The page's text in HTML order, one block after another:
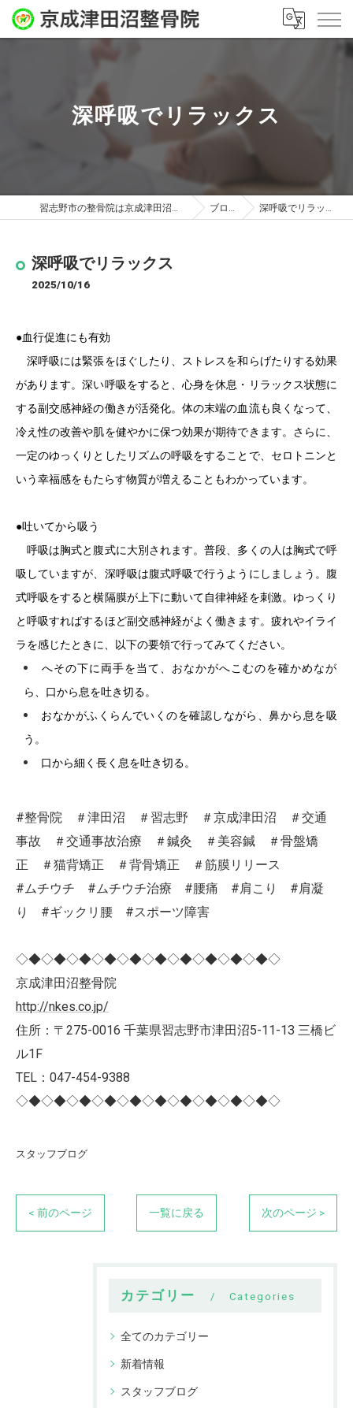
深呼吸でリラックス
習志野市の整骨院は京成津田沼整骨院 ブログ 深呼吸でリラックス
深呼吸でリラックス
2025/10/16
●血行促進にも有効
深呼吸には緊張をほぐしたり、ストレスを和らげたりする効果
があります。深い呼吸をすると、心身を休息・リラックス状態に
する副交感神経の働きが活発化。体の末端の血流も良くなって、
冷え性の改善や肌を健やかに保つ効果が期待できます。さらに、
一定のゆっくりとしたリズムの呼吸をすることで、セロトニンと
いう幸福感をもたらす物質が増えることもわかっています。
●吐いてから吸う
呼吸は胸式と腹式に大別されます。普段、多くの人は胸式で呼
吸していますが、深呼吸は腹式呼吸で行うようにしましょう。腹
式呼吸をすると横隔膜が上下に動いて自律神経を刺激。ゆっくり
と呼吸すればするほど副交感神経がよく働きます。疲れやイライ
ラを感じたときに、以下の要領で行ってみてください。
へその下に両手を当て、おなかがへこむのを確かめなが
ら、口から息を吐き切る。
おなかがふくらんでいくのを確認しながら、鼻から息を吸
う。
口から細く長く息を吐き切る。
#整骨院 ＃津田沼 ＃習志野 ＃京成津田沼 ＃交通
事故 ＃交通事故治療 ＃鍼灸 ＃美容鍼 ＃骨盤矯
正 ＃猫背矯正 ＃背骨矯正 ＃筋膜リリース
#ムチウチ #ムチウチ治療 #腰痛 #肩こり #肩凝
り #ギックリ腰 #スポーツ障害
◇◆◇◆◇◆◇◆◇◆◇◆◇◆◇◆◇◆◇◆◇
京成津田沼整骨院
http://nkes.co.jp/
住所：〒275-0016 千葉県習志野市津田沼5-11-13 三橋ビ
ル1F
TEL：047-454-9388
◇◆◇◆◇◆◇◆◇◆◇◆◇◆◇◆◇◆◇◆◇
スタッフブログ
< 前のページ 一覧に戻る 次のページ >
カテゴリー Categories
全てのカテゴリー
新着情報
スタッフブログ